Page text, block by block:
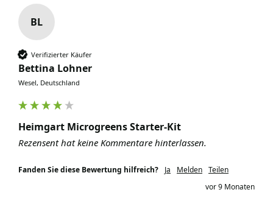
BL
Verifizierter Käufer
Bettina Lohner
Wesel, Deutschland
Heimgart Microgreens Starter-Kit
Rezensent hat keine Kommentare hinterlassen.
Fanden Sie diese Bewertung hilfreich? Ja Melden Teilen
vor 9 Monaten